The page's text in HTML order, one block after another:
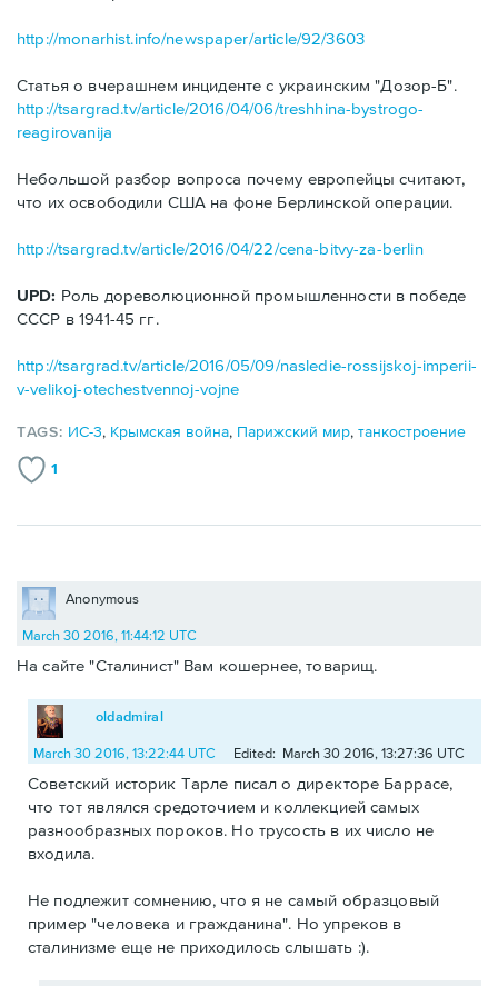
http://monarhist.info/newspaper/article/92/3603
Статья о вчерашнем инциденте с украинским "Дозор-Б".
http://tsargrad.tv/article/2016/04/06/treshhina-bystrogo-
reagirovanija
Небольшой разбор вопроса почему европейцы считают,
что их освободили США на фоне Берлинской операции.
http://tsargrad.tv/article/2016/04/22/cena-bitvy-za-berlin
UPD: Роль дореволюционной промышленности в победе
СССР в 1941-45 гг.
http://tsargrad.tv/article/2016/05/09/nasledie-rossijskoj-imperii-
v-velikoj-otechestvennoj-vojne
TAGS: ИС-3, Крымская война, Парижский мир,танкостроение
1
Anonymous
March 30 2016, 11:44:12 UTC
На сайте "Сталинист" Вам кошернее, товарищ.
oldadmiral
March 30 2016, 13:22:44 UTC Edited: March 30 2016, 13:27:36 UTC
Советский историк Тарле писал о директоре Баррасе,
что тот являлся средоточием и коллекцией самых
разнообразных пороков. Но трусость в их число не
входила.
Не подлежит сомнению, что я не самый образцовый
пример "человека и гражданина". Но упреков в
сталинизме еще не приходилось слышать :).